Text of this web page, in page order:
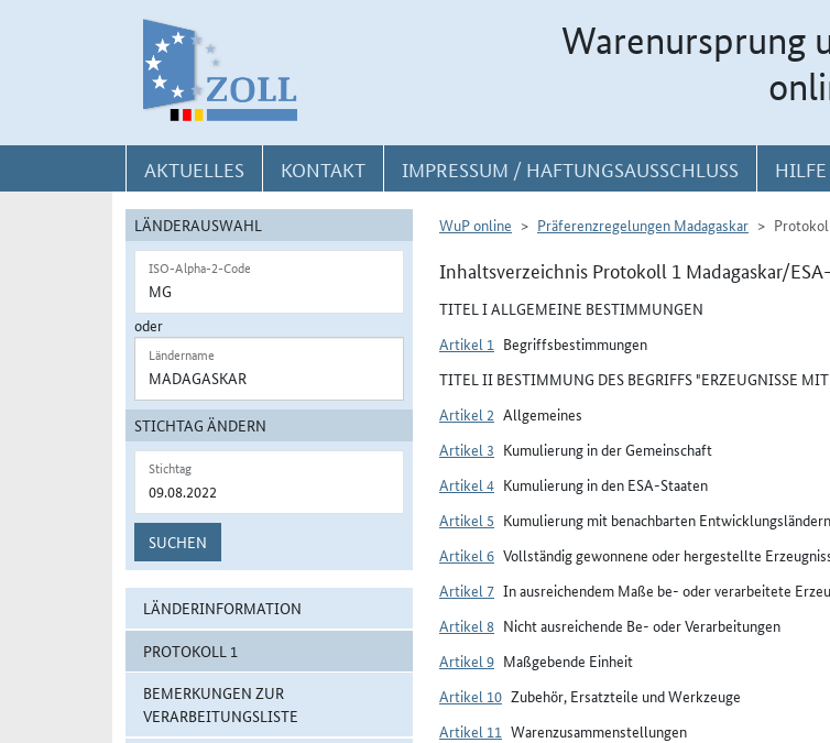
Warenursprung
AKTUELLES KONTAKT IMPRESSUM / HAFTUNGSAUSSCHLUSS HILFE
LÄNDERAUSWAHL
ISO-Alpha-2-Code
oder
Ländername
STICHTAG ÄNDERN
Stichtag
SUCHEN
LÄNDERINFORMATION
PROTOKOLL 1
BEMERKUNGEN ZUR
VERARBEITUNGSLISTE
WuP online Präferenzregelungen Madagaskar
Inhaltsverzeichnis Protokoll 1 Madagaskar/
TITEL I ALLGEMEINE BESTIMMUNGEN
Artikel 1 Begriffsbestimmungen
TITEL II BESTIMMUNG DES BEGRIFFS "ERZEUGNISSE
Artikel 2 Allgemeines
Artikel 3 Kumulierung in der Gemeinschaft
Artikel 4 Kumulierung in den ESA-Staaten
Artikel 5 Kumulierung mit benachbarten Entwicklungsländern
Artikel 6 Vollständig gewonnene oder hergestellte
Artikel 7 In ausreichendem Maße be- oder verarbeitete
Artikel 8 Nicht ausreichende Be- oder Verarbeitungen
Artikel 9 Maßgebende Einheit
Artikel 10 Zubehör, Ersatzteile und Werkzeuge
Artikel 11 Warenzusammenstellungen